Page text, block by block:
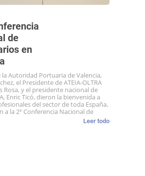
de
en
la Autoridad Portuaria de Valencia,
el Presidente de ATEIA-OLTRA
Rosa, y el presidente nacional de
Enric Ticó, dieron la bienvenida a
del sector de toda España,
a la 2ª Conferencia Nacional de
Leer todo